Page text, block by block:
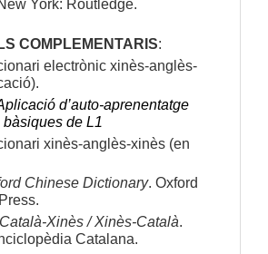
York: Routledge.
COMPLEMENTARIS:
electrònic xinès-anglès-
d’auto-aprenentatge
de L1
xinès-anglès-xinès (en
Chinese Dictionary. Oxford
Xinès / Xinès-Català.
Catalana.